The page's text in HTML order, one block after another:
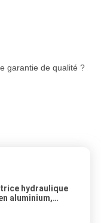
garantie de qualité ?
hydraulique
aluminium,